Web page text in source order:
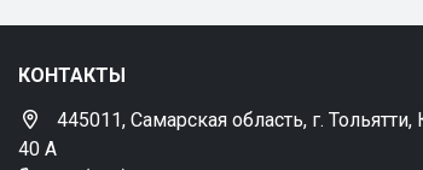
КОНТАКТЫ
445011, Самарская область, г.
40 А